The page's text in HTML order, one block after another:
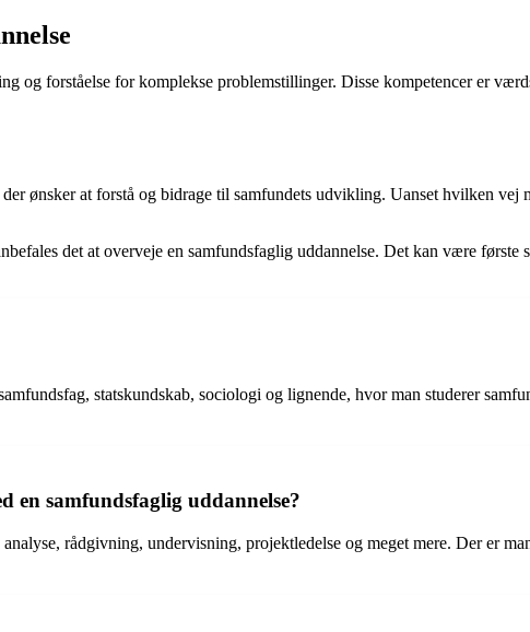
og forståelse for komplekse problemstillinger. Disse kompetencer er
ønsker at forstå og bidrage til samfundets udvikling. Uanset hvilken
det at overveje en samfundsfaglig uddannelse. Det kan være
statskundskab, sociologi og lignende, hvor man studerer
en samfundsfaglig uddannelse?
rådgivning, undervisning, projektledelse og meget mere. Der er